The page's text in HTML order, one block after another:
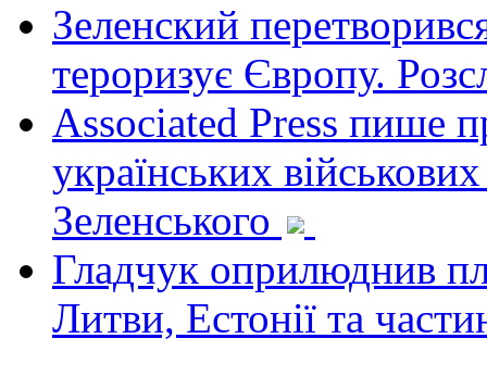
Зеленский
тероризує Європу.
Associated Press пише
українських
Зеленського
Гладчук оприлюднив
Литви, Естонії та